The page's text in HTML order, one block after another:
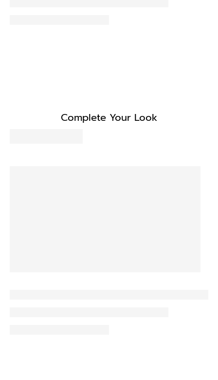
Complete Your Look